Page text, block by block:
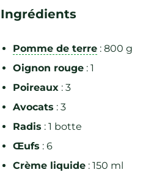
Ingrédients
Pomme de terre : 800 g
Oignon rouge : 1
Poireaux : 3
Avocats : 3
Radis : 1 botte
Œufs : 6
Crème liquide : 150 ml